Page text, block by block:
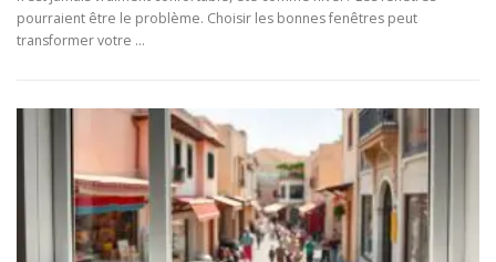
pourraient être le problème. Choisir les bonnes fenêtres peut
transformer votre …